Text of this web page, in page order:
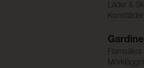
Läder &
Konstläder
Flamsäkra